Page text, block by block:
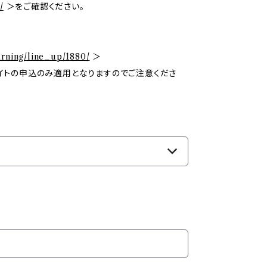
＞をご確認ください。
line_up/1880/ ＞
の申込のみ適用となりますのでご注意くださ